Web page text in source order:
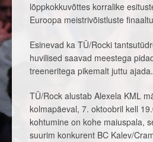
lõppkokkuvõttes korralike
Euroopa meistrivõistluste
Esinevad ka TÜ/Rocki
huvilised saavad meestega
treeneritega pikemalt juttu ajada.
TÜ/Rock alustab Alexela KML
kolmapäeval, 7. oktoobril kell
kohtumine on kohe maiuspala,
suurim konkurent BC Kalev/